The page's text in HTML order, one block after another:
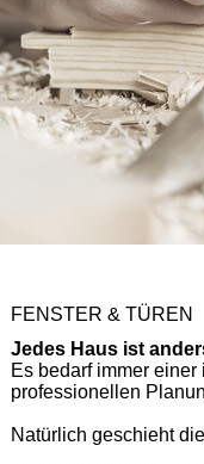
FENSTER & TÜREN
Jedes Haus ist
Es bedarf immer
professionellen
Natürlich geschieht